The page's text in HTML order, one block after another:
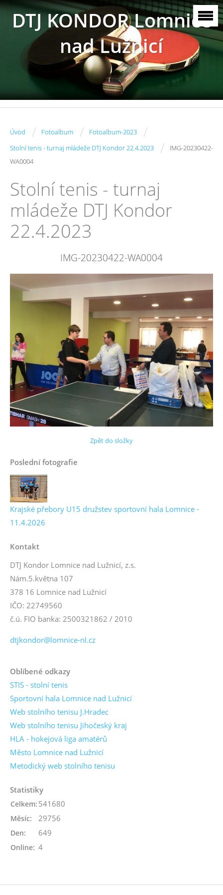
DTJ KONDOR Lomnice
nad Lužnicí
Úvod / Fotoalbum / Fotoalbum-2023 /
Stolní tenis - turnaj mládeže DTJ Kondor 22.4.2023 /
IMG-20230422-
WA0004
Stolní tenis - turnaj
mládeže DTJ Kondor
22.4.2023
IMG-20230422-WA0004
Zpět do složky
Poslední fotografie
Krajské přebory U15 družstev sportovní hala Lomnice -
11.4.2026
Kontakt
DTJ Kondor Lomnice nad Lužnicí, z.s.
Nám.5.května 107
378 16 Lomnice nad Lužnicí
IČO: 22749560
č.ú. FIO banka: 2500321862 / 2010
dtjkondor@lomnice-nl.cz
Oblíbené odkazy
STIS - stolní tenis
Sportovní hala Lomnice nad Lužnicí
Web stolního tenisu J.Hradec
Web stolního tenisu Jihočeský kraj
HLA - hokejová liga amatérů
Město Lomnice nad Lužnicí
Metodický web stolního tenisu
Statistiky
Online: 4
Celkem: 541680
Měsíc: 29756
Den: 649